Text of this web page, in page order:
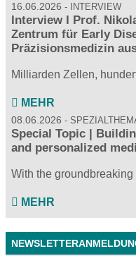
16.06.2026 INTERVIEW
Interview I Prof.
Zentrum für Early
Präzisionsmedizin
Milliarden Zellen,
MEHR
08.06.2026
Special Topic |
and personalized
With the
MEHR